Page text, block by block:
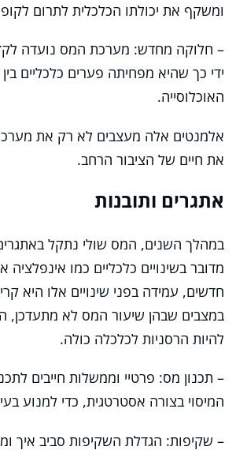
ומשקף את יכולתו הכלכלית לתרום
– חלוקה מחדש: מערכת המס נועדה
ידי כך שהיא מפחיתה פערים כלכליים
האוכלוסייה.
אלמנטים אלה מעצבים לא רק את
את חיים של הציבור הרחב.
אתגרים ותובנות
במהלך השנים, המס שולי נתקל
מדובר בשינויים כלכליים כמו אינפלציה
חדשים, עמידה בפני שינויים אלו היא
במצבים שבהן שיעור המס לא מתעדכן,
להיות הרסניות לכלכלה כולה.
– תכנון מס: פרטיי וממשלות חייבים
המיסוי בצורה אסטרטגית, כדי למנוע
– שקיפות: הגדלת השקיפות סביב איך